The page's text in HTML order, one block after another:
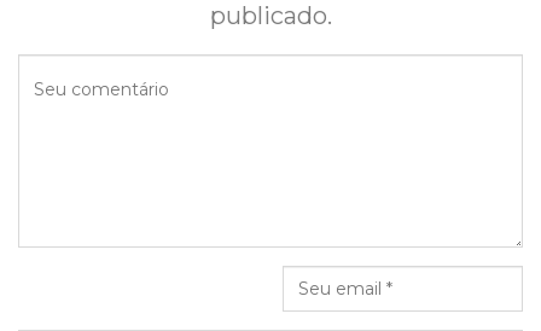
publicado.